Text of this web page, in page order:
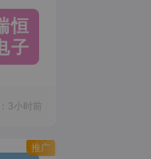
恒
子
3小时前
推广